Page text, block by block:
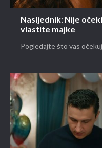
Nasljednik: Nije
vlastite majke
Pogledajte što vas